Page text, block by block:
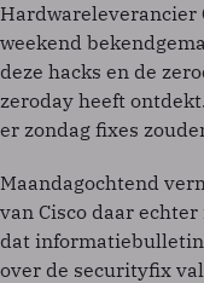
Hardwareleverancier
weekend
deze hacks en de
zeroday heeft
er zondag fixes
Maandagochtend
van Cisco daar
dat
over de securityfix